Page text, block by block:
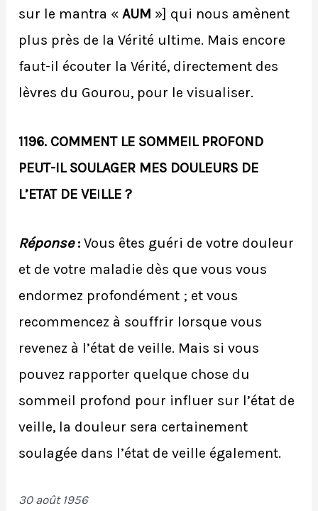
sur le mantra «AUM »] qui nous amènent
plus près de la Vérité ultime. Mais encore
faut-il écouter la Vérité, directement des
lèvres du Gourou, pour le visualiser.
1196. COMMENT LE SOMMEIL PROFOND
PEUT-IL SOULAGER MES DOULEURS DE
L’ETAT DE VEILLE ?
Réponse: Vous êtes guéri de votre douleur
et de votre maladie dès que vous vous
endormez profondément ; et vous
recommencez à souffrir lorsque vous
revenez à l’état de veille. Mais si vous
pouvez rapporter quelque chose du
sommeil profond pour influer sur l’état de
veille, la douleur sera certainement
soulagée dans l’état de veille également.
30 août 1956